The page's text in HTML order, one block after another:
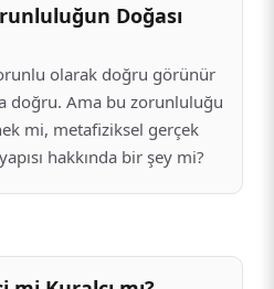
Doğası
olarak doğru görünür
doğru. Ama bu zorunluluğu
mi, metafiziksel gerçek
hakkında bir şey mi?